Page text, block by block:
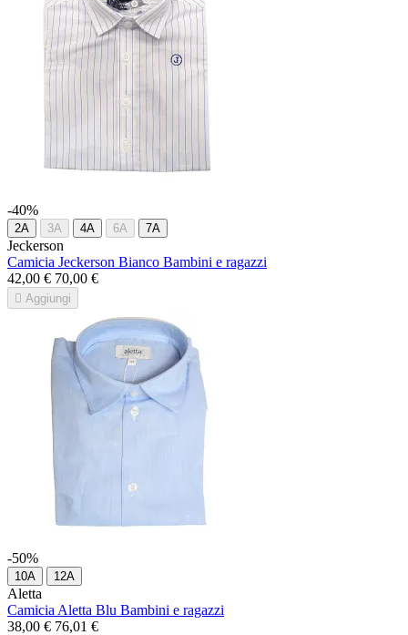
-40%
2A 3A 4A 6A 7A
Jeckerson
Camicia Jeckerson Bianco Bambini e ragazzi
42,00 € 70,00 €
 Aggiungi
-50%
10A 12A
Aletta
Camicia Aletta Blu Bambini e ragazzi
38,00 € 76,01 €